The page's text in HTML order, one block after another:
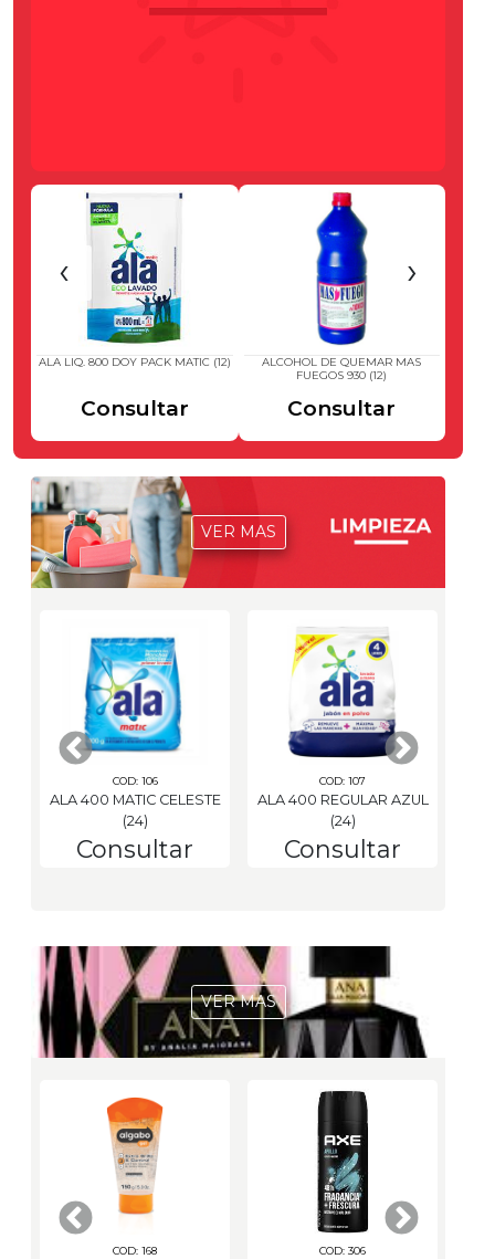
ALA LIQ. 800 DOY PACK MATIC (12)
Consultar
ALCOHOL DE QUEMAR MAS
FUEGOS 930 (12)
Consultar
‹ ›
VER MAS
COD: 106
ALA 400 MATIC CELESTE
(24)
Consultar
COD: 107
ALA 400 REGULAR AZUL
(24)
Consultar
VER MAS
COD: 168 COD: 306